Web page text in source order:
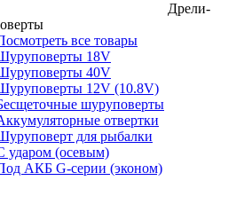
Дрели-
все товары
18V
40V
12V (10.8V)
шуруповерты
отвертки
для рыбалки
ударом (осевым)
АКБ G-серии (эконом)